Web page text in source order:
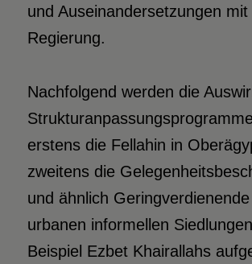
und Auseinandersetzungen mit
Regierung.
Nachfolgend werden die
erstens die Fellahin in
zweitens die
und ähnlich
urbanen informellen
Beispiel Ezbet Khairallahs